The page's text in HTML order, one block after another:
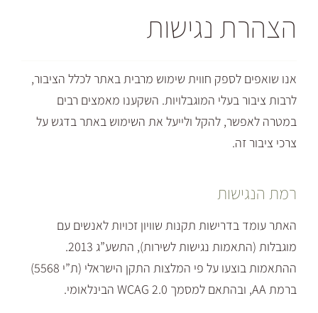
נגישות
לספק חווית שימוש מרבית באתר לכלל הציבור,
בעלי המוגבלויות. השקענו מאמצים רבים
להקל ולייעל את השימוש באתר בדגש על
תקנות שוויון זכויות לאנשים עם
מוגבלות (התאמות נגישות לשירות), התשע”ג 2013.
ההתאמות בוצעו על פי המלצות התקן הישראלי (ת”י 5568)